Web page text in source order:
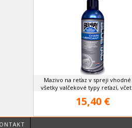
Mazivo na reťaz v spreji
všetky valčekové typy reťazí,
15,40 €